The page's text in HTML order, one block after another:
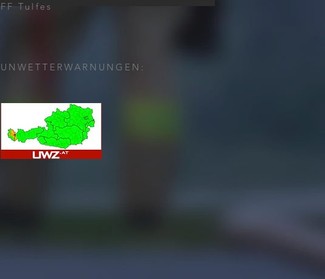
FF Tulfes
UNWETTERWARNUNGEN: